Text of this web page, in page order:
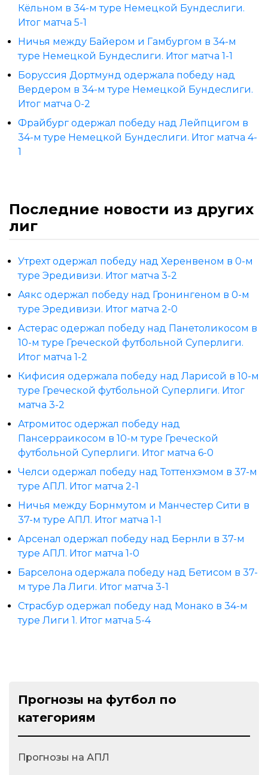
Кёльном в 34-м туре Немецкой Бундеслиги.
Итог матча 5-1
Ничья между Байером и Гамбургом в 34-м
туре Немецкой Бундеслиги. Итог матча 1-1
Боруссия Дортмунд одержала победу над
Вердером в 34-м туре Немецкой Бундеслиги.
Итог матча 0-2
Фрайбург одержал победу над Лейпцигом в
34-м туре Немецкой Бундеслиги. Итог матча 4-
1
Последние новости из других
лиг
Утрехт одержал победу над Херенвеном в 0-м
туре Эредивизи. Итог матча 3-2
Аякс одержал победу над Гронингеном в 0-м
туре Эредивизи. Итог матча 2-0
Астерас одержал победу над Панетоликосом в
10-м туре Греческой футбольной Суперлиги.
Итог матча 1-2
Кифисия одержала победу над Ларисой в 10-м
туре Греческой футбольной Суперлиги. Итог
матча 3-2
Атромитос одержал победу над
Пансерраикосом в 10-м туре Греческой
футбольной Суперлиги. Итог матча 6-0
Челси одержал победу над Тоттенхэмом в 37-м
туре АПЛ. Итог матча 2-1
Ничья между Борнмутом и Манчестер Сити в
37-м туре АПЛ. Итог матча 1-1
Арсенал одержал победу над Бернли в 37-м
туре АПЛ. Итог матча 1-0
Барселона одержала победу над Бетисом в 37-
м туре Ла Лиги. Итог матча 3-1
Страсбур одержал победу над Монако в 34-м
туре Лиги 1. Итог матча 5-4
Прогнозы на футбол по
категориям
Прогнозы на АПЛ